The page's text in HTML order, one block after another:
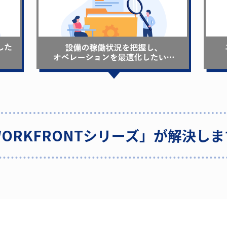
シリーズ」が解決し